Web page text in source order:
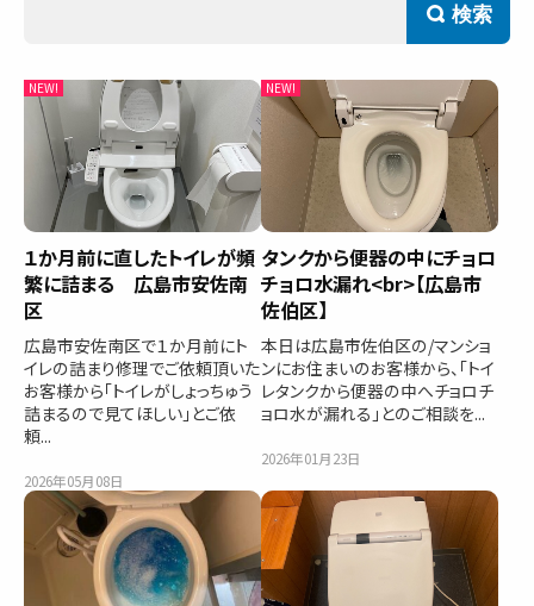
ご利用の流れ
対応エリア
会社紹介
検索
１か月前に直したトイレが頻
繁に詰まる 広島市安佐南
区
広島市安佐南区で１か月前にト
イレの詰まり修理でご依頼頂いた
お客様から「トイレがしょっちゅう
詰まるので見てほしい」とご依
頼...
2026年05月08日
タンクから便器の中にチョロ
チョロ水漏れ<br>【広島市
佐伯区】
本日は広島市佐伯区の/マンショ
ンにお住まいのお客様から、「トイ
レタンクから便器の中へチョロチ
ョロ水が漏れる」とのご相談を...
2026年01月23日